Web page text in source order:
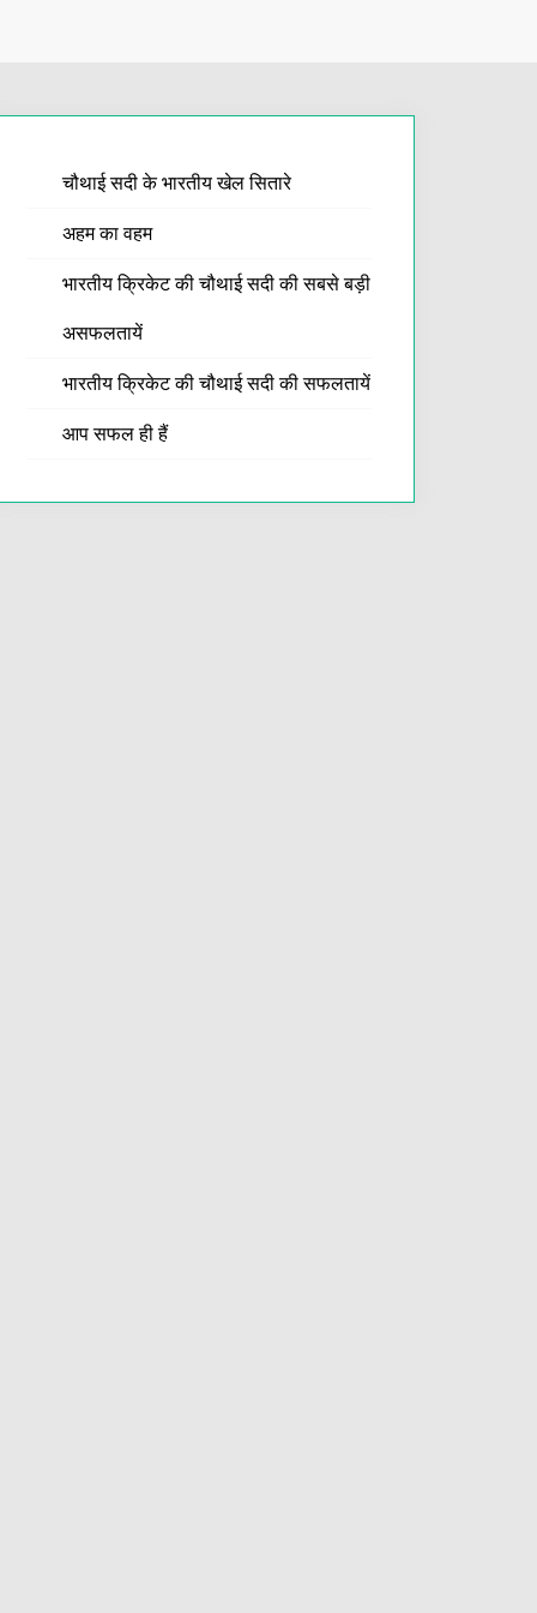
चौथाई सदी के भारतीय खेल सितारे
अहम का वहम
भारतीय क्रिकेट की चौथाई सदी की सबसे बड़ी
असफलतायें
भारतीय क्रिकेट की चौथाई सदी की सफलतायें
आप सफल ही हैं